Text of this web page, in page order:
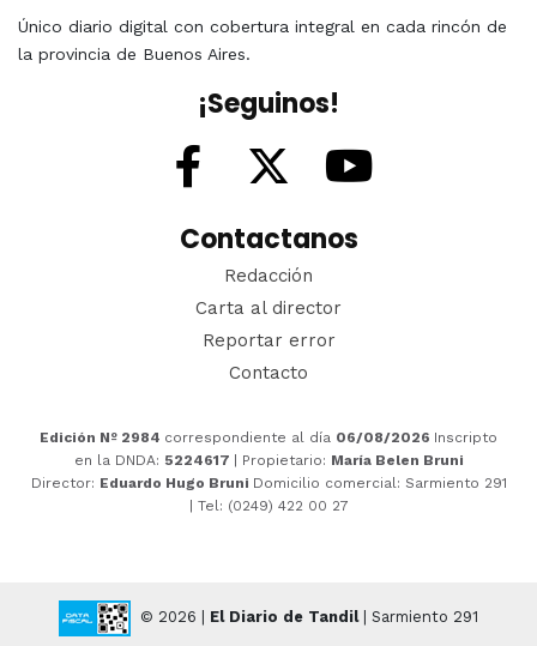
Único diario digital con cobertura integral en cada rincón de
la provincia de Buenos Aires.
¡Seguinos!
Contactanos
Redacción
Carta al director
Reportar error
Contacto
Edición Nº 2984 correspondiente al día 06/08/2026 Inscripto
en la DNDA: 5224617 | Propietario: María Belen Bruni
Director: Eduardo Hugo Bruni Domicilio comercial: Sarmiento 291
| Tel: (0249) 422 00 27
© 2026 | El Diario de Tandil| Sarmiento 291